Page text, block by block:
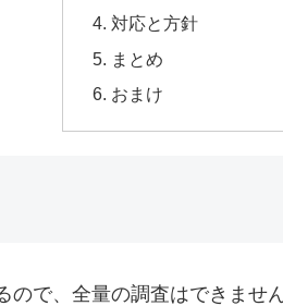
対応と方針
まとめ
おまけ
で、全量の調査はできませ